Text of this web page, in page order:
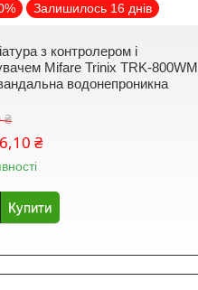
Залишилось 16 днів
з контролером і
Mifare Trinix TRK-800WM
водонепроникна
₴
₴
Купити